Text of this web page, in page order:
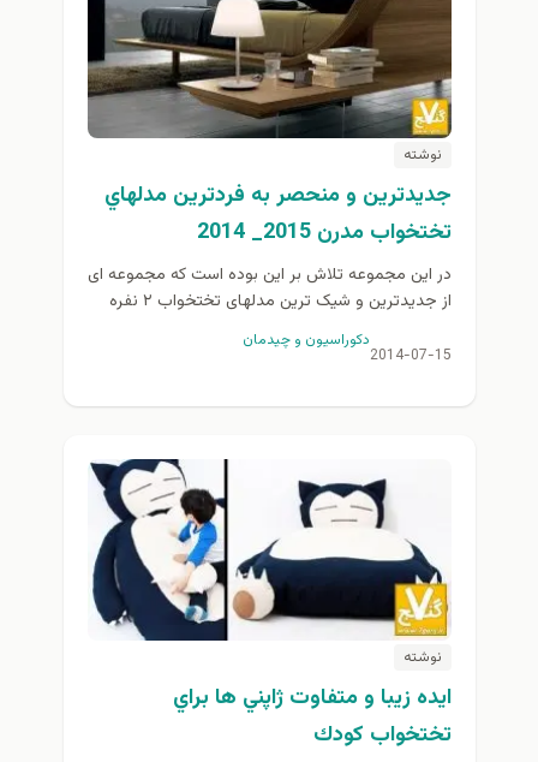
نوشته
جديدترين و منحصر به فردترين مدلهاي
تختخواب مدرن 2015_ 2014
در این مجموعه تلاش بر این بوده است که مجموعه ای
از جدیدترین و شیک ترین مدلهای تختخواب ۲ نفره
2014-07-15
دكوراسيون و چيدمان
نوشته
ايده زيبا و متفاوت ژاپني ها براي
تختخواب كودك